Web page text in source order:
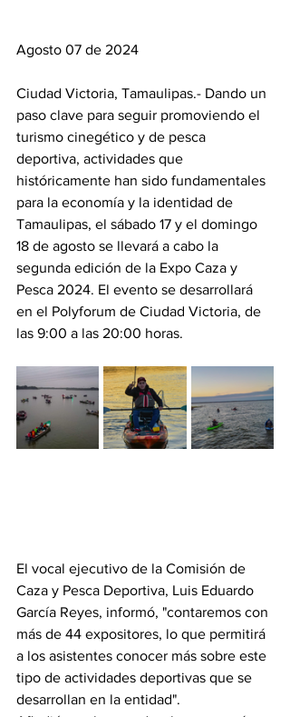
Agosto 07 de 2024
Ciudad Victoria, Tamaulipas.- Dando un
paso clave para seguir promoviendo el
turismo cinegético y de pesca
deportiva, actividades que
históricamente han sido fundamentales
para la economía y la identidad de
Tamaulipas, el sábado 17 y el domingo
18 de agosto se llevará a cabo la
segunda edición de la Expo Caza y
Pesca 2024. El evento se desarrollará
en el Polyforum de Ciudad Victoria, de
las 9:00 a las 20:00 horas.
El vocal ejecutivo de la Comisión de
Caza y Pesca Deportiva, Luis Eduardo
García Reyes, informó, "contaremos con
más de 44 expositores, lo que permitirá
a los asistentes conocer más sobre este
tipo de actividades deportivas que se
desarrollan en la entidad".